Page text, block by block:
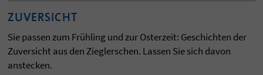
ZUVERSICHT
Sie passen zum Frühling und zur Osterzeit: Geschichten der
Zuversicht aus den Zieglerschen. Lassen Sie sich davon
anstecken.